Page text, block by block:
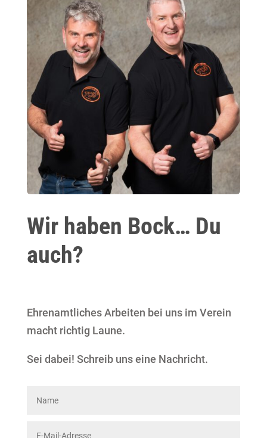
Wir haben Bock… Du
auch?
Ehrenamtliches Arbeiten bei uns im Verein
macht richtig Laune.
Sei dabei! Schreib uns eine Nachricht.